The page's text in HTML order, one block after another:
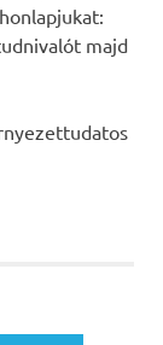
majd